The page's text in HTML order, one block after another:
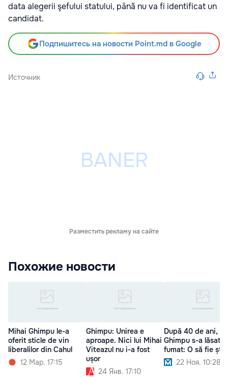
data alegerii şefului statului, până nu va fi identificat un
candidat.
Подпишитесь на новости Point.md в Google
Источник
Разместить рекламу на сайте
Похожие новости
Mihai Ghimpu le-a
oferit sticle de vin
liberalilor din Cahul
12 Мар. 17:15
Ghimpu: Unirea e
aproape. Nici lui Mihai
Viteazul nu i-a fost
ușor
24 Янв. 17:10
După 40 de ani,
Ghimpu s-a lăsat
fumat: O să fie
22 Ноя. 10:28